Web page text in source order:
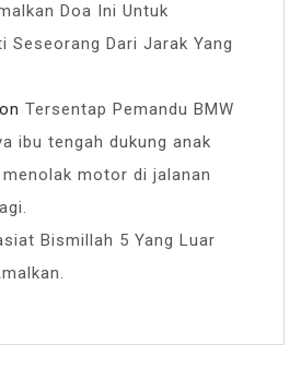
Doa Ini Untuk
Seseorang Dari Jarak Yang
on Tersentap Pemandu BMW
ibu tengah dukung anak
motor di jalanan
Bismillah 5 Yang Luar